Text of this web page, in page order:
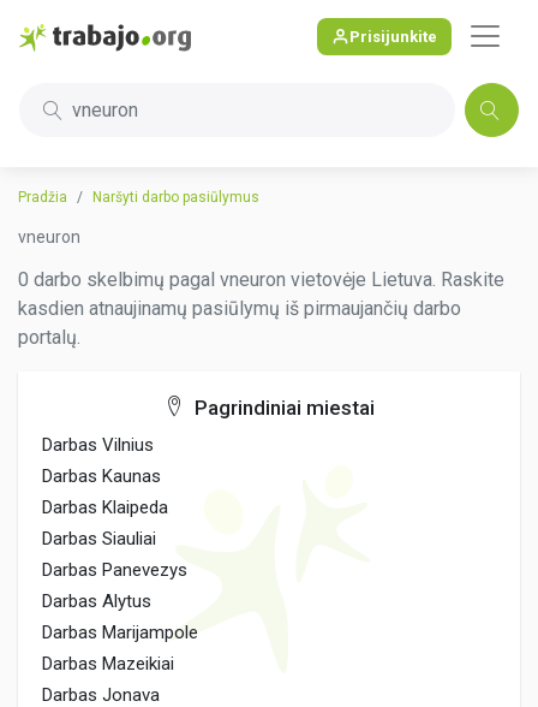
Prisijunkite
vneuron
Pradžia Naršyti darbo pasiūlymus
vneuron
0 darbo skelbimų pagal vneuron vietovėje Lietuva. Raskite
kasdien atnaujinamų pasiūlymų iš pirmaujančių darbo
portalų.
Pagrindiniai miestai
Darbas Vilnius
Darbas Kaunas
Darbas Klaipeda
Darbas Siauliai
Darbas Panevezys
Darbas Alytus
Darbas Marijampole
Darbas Mazeikiai
Darbas Jonava